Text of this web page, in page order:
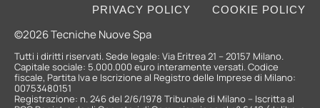
©2026 Tecniche Nuove Spa
PRIVACY POLICY COOKIE POLICY
Tutti i diritti riservati. Sede legale: Via Eritrea 21 – 20157 Milano.
Capitale sociale: 5.000.000 euro interamente versati. Codice
fiscale, Partita Iva e Iscrizione al Registro delle Imprese di Milano:
00753480151
Registrazione: n. 246 del 2/6/1978 Tribunale di Milano – Iscritta al